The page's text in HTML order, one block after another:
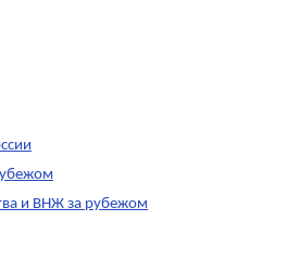
и ВНЖ за рубежом